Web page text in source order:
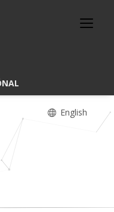
English